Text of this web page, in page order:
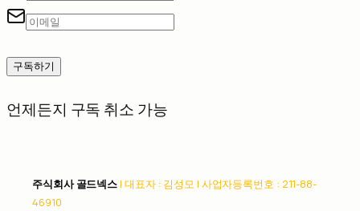
구독하기
언제든지 구독 취소 가능
주식회사 골드넥스| 대표자 : 김성모 | 사업자등록번호 : 211-88-
46910